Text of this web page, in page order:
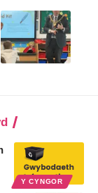
Y CYNGOR